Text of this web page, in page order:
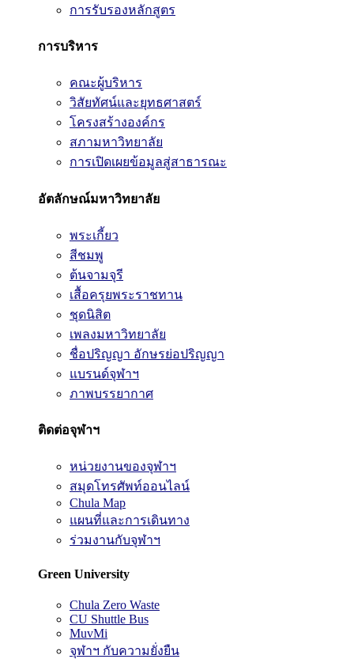
การรับรองหลักสูตร
การบริหาร
คณะผู้บริหาร
วิสัยทัศน์และยุทธศาสตร์
โครงสร้างองค์กร
สภามหาวิทยาลัย
การเปิดเผยข้อมูลสู่สาธารณะ
อัตลักษณ์มหาวิทยาลัย
พระเกี้ยว
สีชมพู
ต้นจามจุรี
เสื้อครุยพระราชทาน
ชุดนิสิต
เพลงมหาวิทยาลัย
ชื่อปริญญา อักษรย่อปริญญา
แบรนด์จุฬาฯ
ภาพบรรยากาศ
ติดต่อจุฬาฯ
หน่วยงานของจุฬาฯ
สมุดโทรศัพท์ออนไลน์
Chula Map
แผนที่และการเดินทาง
ร่วมงานกับจุฬาฯ
Green University
Chula Zero Waste
CU Shuttle Bus
MuvMi
จุฬาฯ กับความยั่งยืน